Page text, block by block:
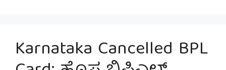
Karnataka Cancelled BPL